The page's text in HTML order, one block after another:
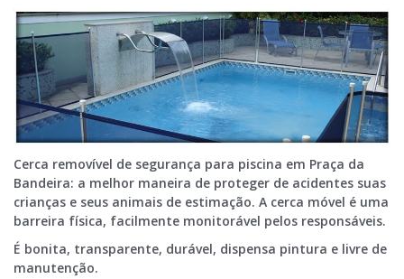
Cerca removível de segurança para piscina em Praça da
Bandeira: a melhor maneira de proteger de acidentes suas
crianças e seus animais de estimação. A cerca móvel é uma
barreira física, facilmente monitorável pelos responsáveis.
É bonita, transparente, durável, dispensa pintura e livre de
manutenção.